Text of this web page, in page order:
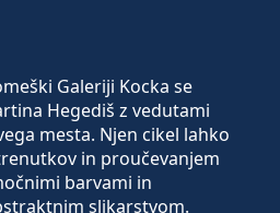
Galeriji Kocka se
Hegediš z vedutami
mesta. Njen cikel lahko
in proučevanjem
barvami in
slikarstvom.